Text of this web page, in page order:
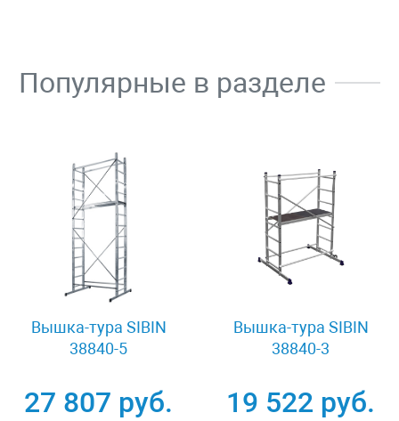
Популярные в разделе
Вышка-тура SIBIN
38840-5
27 807 руб.
Вышка-тура SIBIN
38840-3
19 522 руб.